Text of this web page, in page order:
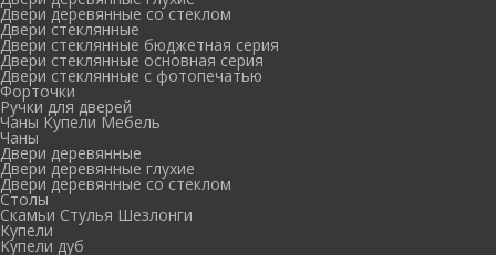
Двери деревянные со стеклом
Двери стеклянные
Двери стеклянные бюджетная серия
Двери стеклянные основная серия
Двери стеклянные с фотопечатью
Форточки
Ручки для дверей
Чаны Купели Мебель
Чаны
Двери деревянные
Двери деревянные глухие
Двери деревянные со стеклом
Столы
Скамьи Стулья Шезлонги
Купели
Купели дуб